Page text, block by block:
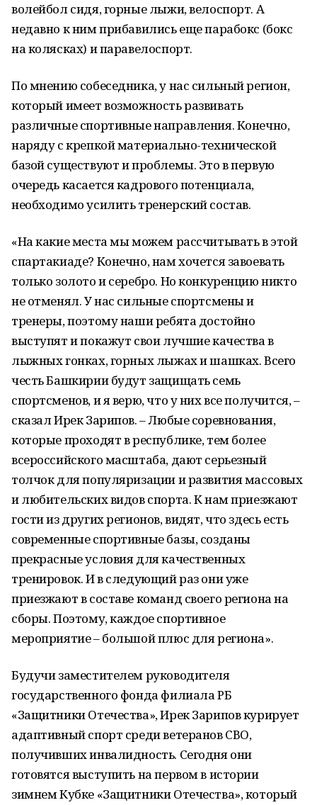
волейбол сидя, горные лыжи, велоспорт. А
недавно к ним прибавились еще парабокс (бокс
на колясках) и паравелоспорт.
По мнению собеседника, у нас сильный регион,
который имеет возможность развивать
различные спортивные направления. Конечно,
наряду с крепкой материально-технической
базой существуют и проблемы. Это в первую
очередь касается кадрового потенциала,
необходимо усилить тренерский состав.
«На какие места мы можем рассчитывать в этой
спартакиаде? Конечно, нам хочется завоевать
только золото и серебро. Но конкуренцию никто
не отменял. У нас сильные спортсмены и
тренеры, поэтому наши ребята достойно
выступят и покажут свои лучшие качества в
лыжных гонках, горных лыжах и шашках. Всего
честь Башкирии будут защищать семь
спортсменов, и я верю, что у них все получится, –
сказал Ирек Зарипов. – Любые соревнования,
которые проходят в республике, тем более
всероссийского масштаба, дают серьезный
толчок для популяризации и развития массовых
и любительских видов спорта. К нам приезжают
гости из других регионов, видят, что здесь есть
современные спортивные базы, созданы
прекрасные условия для качественных
тренировок. И в следующий раз они уже
приезжают в составе команд своего региона на
сборы. Поэтому, каждое спортивное
мероприятие – большой плюс для региона».
Будучи заместителем руководителя
государственного фонда филиала РБ
«Защитники Отечества», Ирек Зарипов курирует
адаптивный спорт среди ветеранов СВО,
получивших инвалидность. Сегодня они
готовятся выступить на первом в истории
зимнем Кубке «Защитники Отечества», который